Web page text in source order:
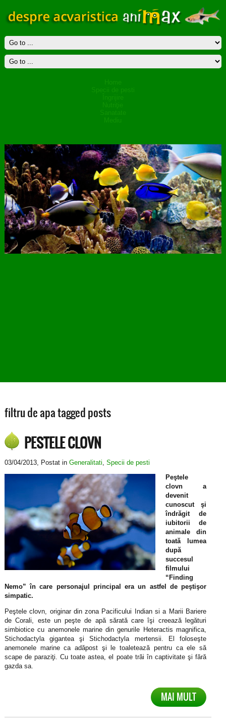
filtru de apa tagged posts
PESTELE CLOVN
03/04/2013, Postat in Generalitati, Specii de pesti
Peştele
clovn a
devenit
cunoscut şi
îndrăgit de
iubitorii de
animale din
toată lumea
după
succesul
filmului
“Finding
Nemo” în care personajul principal era un astfel de peştişor
simpatic.
Peştele clovn, originar din zona Pacificului Indian si a Marii Bariere
de Corali, este un peşte de apă sărată care îşi creează legături
simbiotice cu anemonele marine din genurile Heteractis magnifica,
Stichodactyla gigantea şi Stichodactyla mertensii. El foloseşte
anemonele marine ca adăpost şi le toaletează pentru ca ele să
scape de paraziţi. Cu toate astea, el poate trăi în captivitate şi fără
gazda sa.
MAI MULT